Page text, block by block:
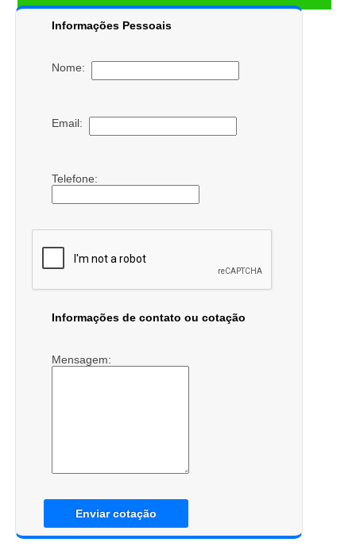
Informações Pessoais
Nome:
Email:
Telefone:
Informações de contato ou cotação
Mensagem:
Enviar cotação